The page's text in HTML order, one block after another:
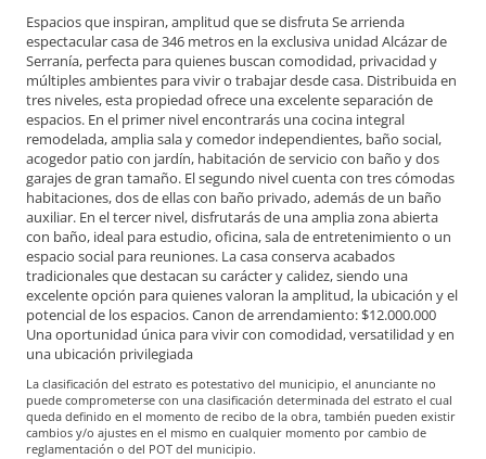
Espacios que inspiran, amplitud que se disfruta Se arrienda
espectacular casa de 346 metros en la exclusiva unidad Alcázar de
Serranía, perfecta para quienes buscan comodidad, privacidad y
múltiples ambientes para vivir o trabajar desde casa. Distribuida en
tres niveles, esta propiedad ofrece una excelente separación de
espacios. En el primer nivel encontrarás una cocina integral
remodelada, amplia sala y comedor independientes, baño social,
acogedor patio con jardín, habitación de servicio con baño y dos
garajes de gran tamaño. El segundo nivel cuenta con tres cómodas
habitaciones, dos de ellas con baño privado, además de un baño
auxiliar. En el tercer nivel, disfrutarás de una amplia zona abierta
con baño, ideal para estudio, oficina, sala de entretenimiento o un
espacio social para reuniones. La casa conserva acabados
tradicionales que destacan su carácter y calidez, siendo una
excelente opción para quienes valoran la amplitud, la ubicación y el
potencial de los espacios. Canon de arrendamiento: $12.000.000
Una oportunidad única para vivir con comodidad, versatilidad y en
una ubicación privilegiada
La clasificación del estrato es potestativo del municipio, el anunciante no
puede comprometerse con una clasificación determinada del estrato el cual
queda definido en el momento de recibo de la obra, también pueden existir
cambios y/o ajustes en el mismo en cualquier momento por cambio de
reglamentación o del POT del municipio.